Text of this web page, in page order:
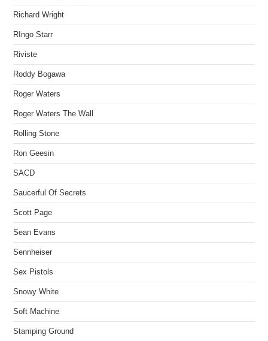
Richard Wright
RIngo Starr
Riviste
Roddy Bogawa
Roger Waters
Roger Waters The Wall
Rolling Stone
Ron Geesin
SACD
Saucerful Of Secrets
Scott Page
Sean Evans
Sennheiser
Sex Pistols
Snowy White
Soft Machine
Stamping Ground